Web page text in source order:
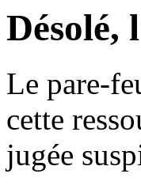
Désolé,
Le pare-
cette
jugée